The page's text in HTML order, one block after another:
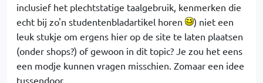
inclusief het plechtstatige taalgebruik, kenmerken die
echt bij zo'n studentenbladartikel horen
) niet een
leuk stukje om ergens hier op de site te laten plaatsen
(onder shops?) of gewoon in dit topic? Je zou het eens
een modje kunnen vragen misschien. Zomaar een idee
tussendoor.